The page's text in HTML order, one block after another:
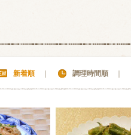
その他・創作料理
野菜・いも類
加工食品系
新着順 調理時間順